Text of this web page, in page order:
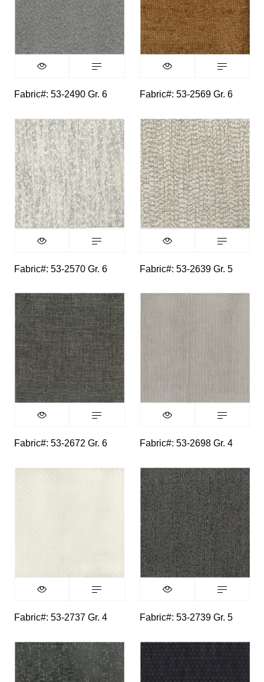
Fabric#: 53-2490 Gr. 6 Fabric#: 53-2569 Gr. 6
Fabric#: 53-2570 Gr. 6 Fabric#: 53-2639 Gr. 5
Fabric#: 53-2672 Gr. 6 Fabric#: 53-2698 Gr. 4
Fabric#: 53-2737 Gr. 4 Fabric#: 53-2739 Gr. 5